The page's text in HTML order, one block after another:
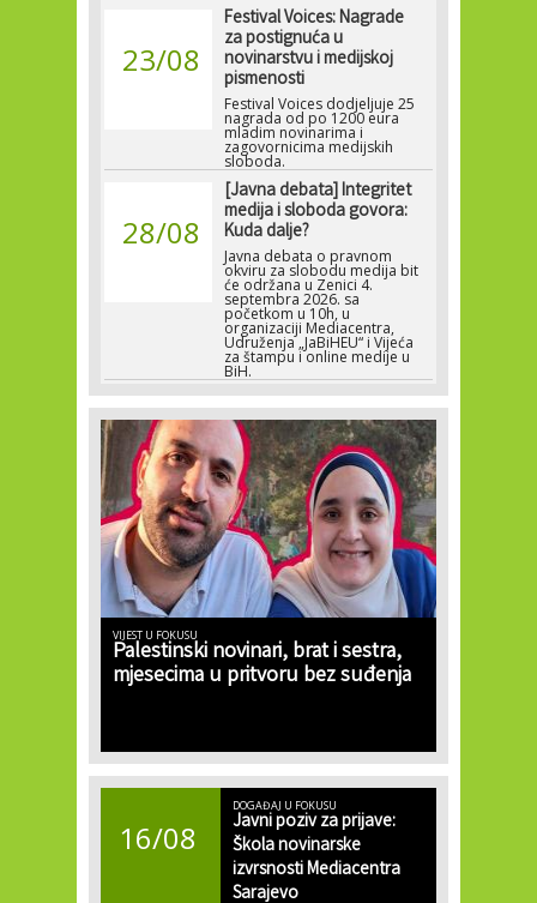
23/08
Festival Voices: Nagrade
za postignuća u
novinarstvu i medijskoj
pismenosti
Festival Voices dodjeljuje 25
nagrada od po 1200 eura
mladim novinarima i
zagovornicima medijskih
sloboda.
28/08
[Javna debata] Integritet
medija i sloboda govora:
Kuda dalje?
Javna debata o pravnom
okviru za slobodu medija bit
će održana u Zenici 4.
septembra 2026. sa
početkom u 10h, u
organizaciji Mediacentra,
Udruženja „JaBiHEU“ i Vijeća
za štampu i online medije u
BiH.
VIJEST U FOKUSU
Palestinski novinari, brat i sestra,
mjesecima u pritvoru bez suđenja
16/08
DOGAĐAJ U FOKUSU
Javni poziv za prijave:
Škola novinarske
izvrsnosti Mediacentra
Sarajevo